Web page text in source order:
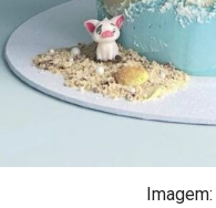
Imagem: